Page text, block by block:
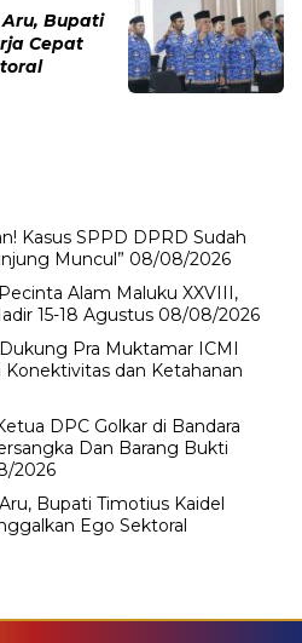
Bupati
Cepat
Kasus SPPD DPRD Sudah
Muncul” 08/08/2026
Alam Maluku XXVIII,
15-18 Agustus 08/08/2026
Pra Muktamar ICMI
Konektivitas dan Ketahanan
DPC Golkar di Bandara
Dan Barang Bukti
2026
Bupati Timotius Kaidel
Ego Sektoral